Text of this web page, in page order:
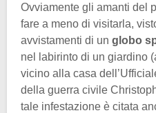
Ovviamente gli amanti del
fare a meno di visitarla,
avvistamenti di un globo
nel labirinto di un giardino
vicino alla casa
della guerra civile
tale infestazione è citata